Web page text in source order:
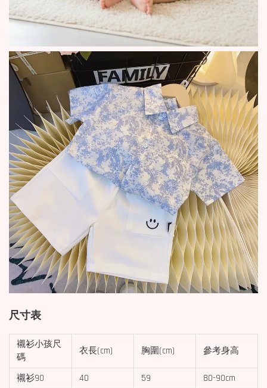
尺寸表
襯衫小孩尺
碼
衣長(cm) 胸圍(cm) 參考身高
襯衫90 40 59
80-90cm